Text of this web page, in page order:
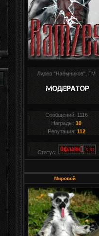
Лидер "Наёмников", ГМ
Сообщений: 1116
Награды:10
Репутация: 112
Статус:
Мировой